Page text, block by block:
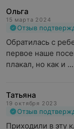
Ольга
15 марта 2024
Отзыв
Обратилась с
первое наше
плакал, но как и ...
Татьяна
19 октября 2023
Отзыв
Приходили в эту